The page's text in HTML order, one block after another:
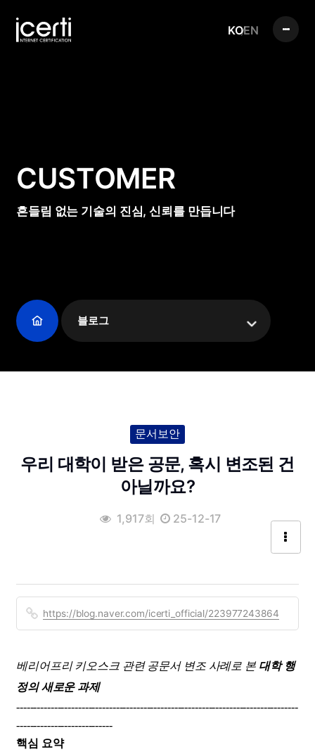
KOEN
CUSTOMER
흔들림 없는 기술의 진심, 신뢰를 만듭니다
블로그
문서보안
우리 대학이 받은 공문, 혹시 변조된 건
아닐까요?
1,917회 25-12-17
https://blog.naver.com/icerti_official/223977243864
베리어프리 키오스크 관련 공문서 변조 사례로 본 대학 행
정의 새로운 과제
----------------------------------------------------------------------------------
----------------------------
핵심 요약